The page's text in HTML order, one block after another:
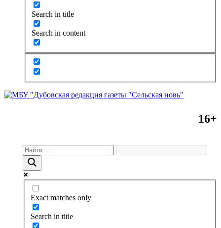
Search in title
Search in content
16+
Exact matches only
Search in title